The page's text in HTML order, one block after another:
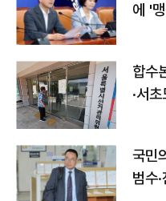
에 '
합수
·서
국민
범수